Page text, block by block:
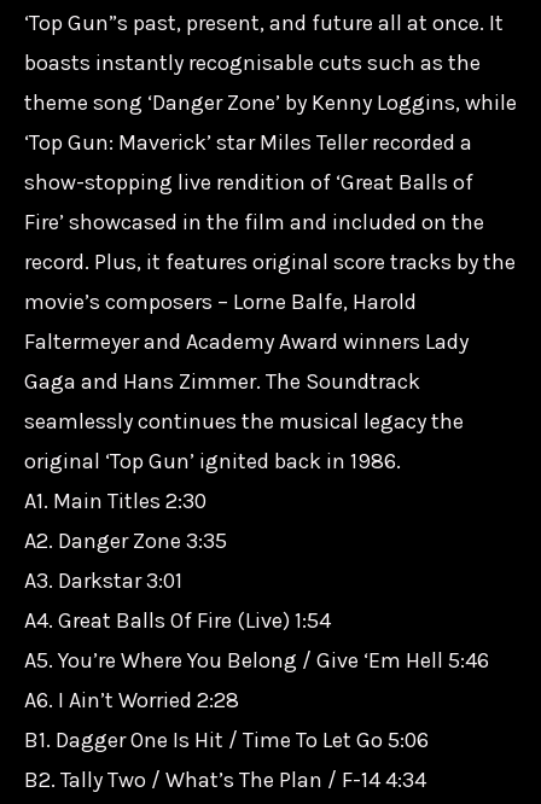
‘Top Gun”s past, present, and future all at once. It
boasts instantly recognisable cuts such as the
theme song ‘Danger Zone’ by Kenny Loggins, while
‘Top Gun: Maverick’ star Miles Teller recorded a
show-stopping live rendition of ‘Great Balls of
Fire’ showcased in the film and included on the
record. Plus, it features original score tracks by the
movie’s composers – Lorne Balfe, Harold
Faltermeyer and Academy Award winners Lady
Gaga and Hans Zimmer. The Soundtrack
seamlessly continues the musical legacy the
original ‘Top Gun’ ignited back in 1986.
A1. Main Titles 2:30
A2. Danger Zone 3:35
A3. Darkstar 3:01
A4. Great Balls Of Fire (Live) 1:54
A5. You’re Where You Belong / Give ‘Em Hell 5:46
A6. I Ain’t Worried 2:28
B1. Dagger One Is Hit / Time To Let Go 5:06
B2. Tally Two / What’s The Plan / F-14 4:34